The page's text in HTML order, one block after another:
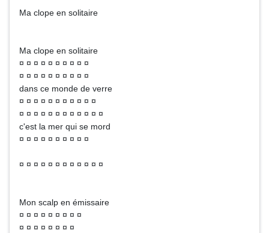
Ma clope en solitaire
Ma clope en solitaire
¤ ¤ ¤ ¤ ¤ ¤ ¤ ¤ ¤ ¤
¤ ¤ ¤ ¤ ¤ ¤ ¤ ¤ ¤ ¤
dans ce monde de verre
¤ ¤ ¤ ¤ ¤ ¤ ¤ ¤ ¤ ¤ ¤
¤ ¤ ¤ ¤ ¤ ¤ ¤ ¤ ¤ ¤ ¤ ¤
c'est la mer qui se mord
¤ ¤ ¤ ¤ ¤ ¤ ¤ ¤ ¤ ¤
¤ ¤ ¤ ¤ ¤ ¤ ¤ ¤ ¤ ¤ ¤ ¤
Mon scalp en émissaire
¤ ¤ ¤ ¤ ¤ ¤ ¤ ¤ ¤
¤ ¤ ¤ ¤ ¤ ¤ ¤ ¤